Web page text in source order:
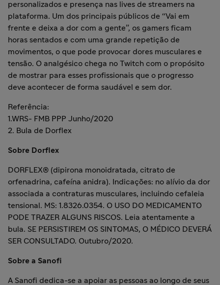
personalizados e presença nas lives de streamers na
plataforma. Um dos principais públicos de “Vai em
frente e deixa a dor com a gente”, os gamers ficam
horas sentados e com uma grande repetição de
movimentos, o que pode provocar dores musculares e
tensão. O analgésico chega no Twitch com o propósito
de mostrar para esses profissionais que o progresso
deve acontecer de forma saudável e sem dor.
Referência:
1.WRS- FMB PPP Junho/2020
2. Bula de Dorflex
Sobre Dorflex
DORFLEX® (dipirona monoidratada, citrato de
orfenadrina, cafeína anidra). Indicações: no alívio da dor
associada a contraturas musculares, incluindo cefaleia
tensional. MS: 1.8326.0354. O USO DO MEDICAMENTO
PODE TRAZER ALGUNS RISCOS. Leia atentamente a
bula. SE PERSISTIREM OS SINTOMAS, O MÉDICO DEVERÁ
SER CONSULTADO. Outubro/2020.
Sobre a Sanofi
A Sanofi dedica-se a apoiar as pessoas ao longo de seus